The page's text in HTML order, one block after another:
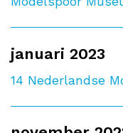
januari 2023
14 Nederlandse